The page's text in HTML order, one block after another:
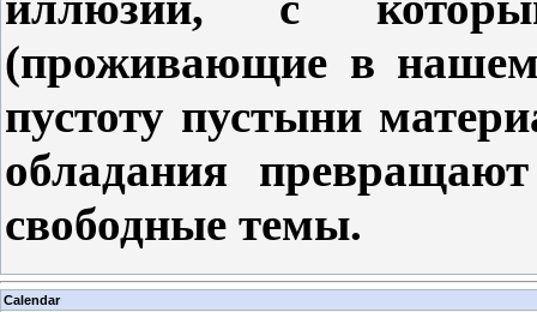
(проживающие в нашем
пустоту пустыни
обладания
свободные темы.
Calendar